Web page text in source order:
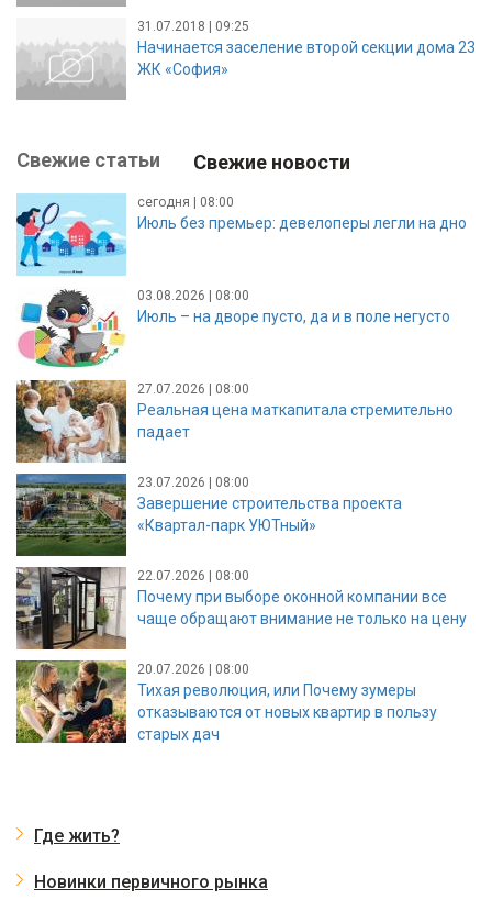
31.07.2018 | 09:25
Начинается заселение второй секции дома 23
ЖК «София»
Свежие статьи Свежие новости
сегодня | 08:00
Июль без премьер: девелоперы легли на дно
03.08.2026 | 08:00
Июль – на дворе пусто, да и в поле негусто
27.07.2026 | 08:00
Реальная цена маткапитала стремительно
падает
23.07.2026 | 08:00
Завершение строительства проекта
«Квартал-парк УЮТный»
22.07.2026 | 08:00
Почему при выборе оконной компании все
чаще обращают внимание не только на цену
20.07.2026 | 08:00
Тихая революция, или Почему зумеры
отказываются от новых квартир в пользу
старых дач
Где жить?
Новинки первичного рынка